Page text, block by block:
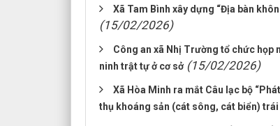
Xã Tam Bình xây dựng “Địa bàn
(15/02/2026)
Công an xã Nhị Trường tổ chức họp
ninh trật tự ở cơ sở (15/02/2026)
Xã Hòa Minh ra mắt Câu lạc bộ
thụ khoáng sản (cát sông, cát biển) trái